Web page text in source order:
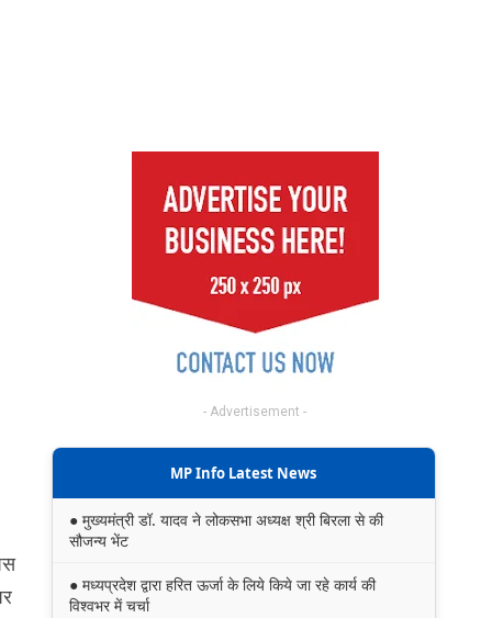
- Advertisement -
MP Info Latest News
● मुख्यमंत्री डॉ. यादव ने लोकसभा अध्यक्ष श्री बिरला से की
सौजन्य भेंट
● मध्यप्रदेश द्वारा हरित ऊर्जा के लिये किये जा रहे कार्य की
विश्वभर में चर्चा